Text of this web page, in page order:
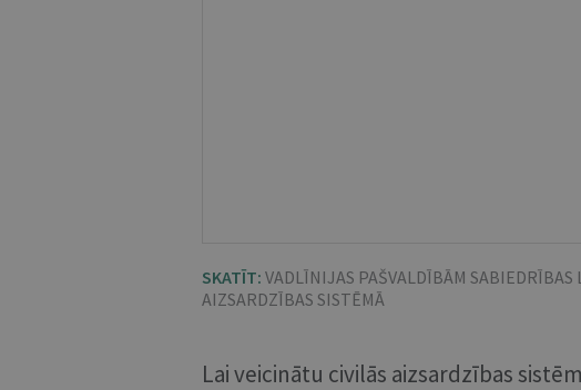
SKATĪT: VADLĪNIJAS PAŠVALDĪBĀM
AIZSARDZĪBAS SISTĒMĀ
Lai veicinātu civilās aizsardzības